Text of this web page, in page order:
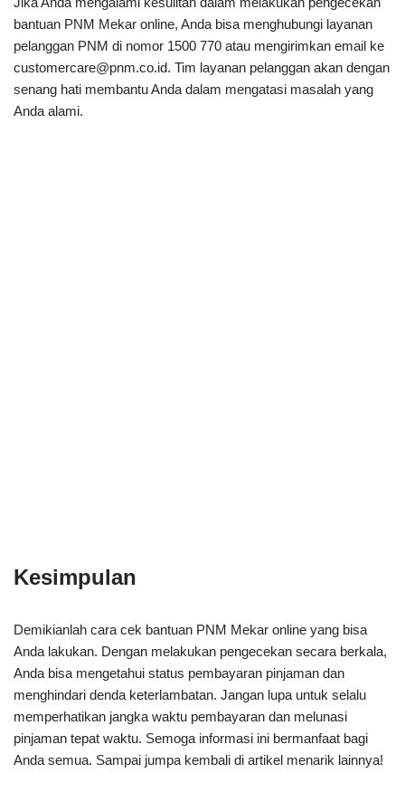
bantuan PNM Mekar online, Anda bisa menghubungi layanan
pelanggan PNM di nomor 1500 770 atau mengirimkan email ke
customercare@pnm.co.id. Tim layanan pelanggan akan dengan
senang hati membantu Anda dalam mengatasi masalah yang
Anda alami.
Kesimpulan
Demikianlah cara cek bantuan PNM Mekar online yang bisa
Anda lakukan. Dengan melakukan pengecekan secara berkala,
Anda bisa mengetahui status pembayaran pinjaman dan
menghindari denda keterlambatan. Jangan lupa untuk selalu
memperhatikan jangka waktu pembayaran dan melunasi
pinjaman tepat waktu. Semoga informasi ini bermanfaat bagi
Anda semua. Sampai jumpa kembali di artikel menarik lainnya!